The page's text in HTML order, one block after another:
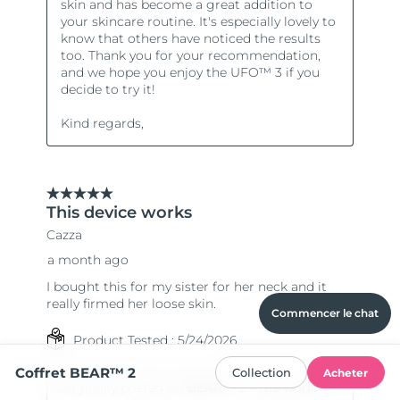
Commencer le chat
Coffret BEAR™ 2 Collection Acheter